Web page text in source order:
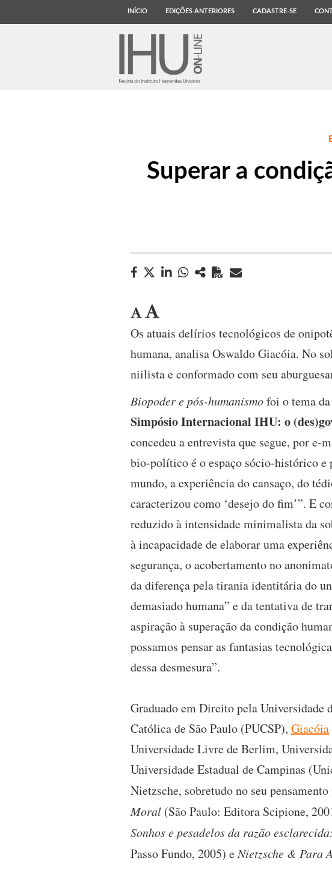
INÍCIO EDIÇÕES ANTERIORES CADASTRE-SE
Superar a
Os atuais delírios tecnológicos de
humana, analisa Oswaldo Giacóia. No
niilista e conformado com seu
Biopoder e pós-humanismofoi o tema
Simpósio Internacional IHU: o
concedeu a entrevista que segue, por e-
bio-político é o espaço sócio-histórico
mundo, a experiência do cansaço, do
caracterizou como ‘desejo do fim’”. E
reduzido à intensidade minimalista da
à incapacidade de elaborar uma
segurança, o acobertamento no
da diferença pela tirania identitária do
demasiado humana” e da tentativa de
aspiração à superação da condição
possamos pensar as fantasias
dessa desmesura”.
Graduado em Direito pela Universidade
Católica de São Paulo (PUCSP), Giacóia
Universidade Livre de Berlim,
Universidade Estadual de Campinas
Nietzsche, sobretudo no seu
Moral (São Paulo: Editora Scipione,
Sonhos e pesadelos da razão
Passo Fundo, 2005) eNietzsche & Para